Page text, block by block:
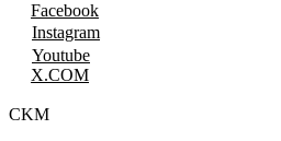
Facebook
Instagram
Youtube
X.COM
CKM